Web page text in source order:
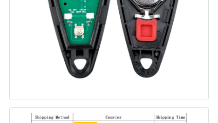
programmeur de clé de voiture
puce de transpondeur
Clé intelligente KEYDIY